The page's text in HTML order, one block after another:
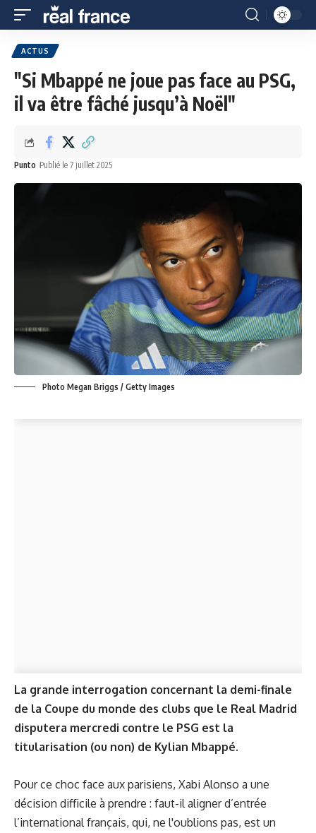
ACTUS
"Si Mbappé ne joue pas face au PSG,
il va être fâché jusqu’à Noël"
Punto Publié le 7 juillet 2025
Photo Megan Briggs / Getty Images
La grande interrogation concernant la demi-finale
de la Coupe du monde des clubs que le Real Madrid
disputera mercredi contre le PSG est la
titularisation (ou non) de Kylian Mbappé.
Pour ce choc face aux parisiens, Xabi Alonso a une
décision difficile à prendre : faut-il aligner d’entrée
l’international français, qui, ne l'oublions pas, est un